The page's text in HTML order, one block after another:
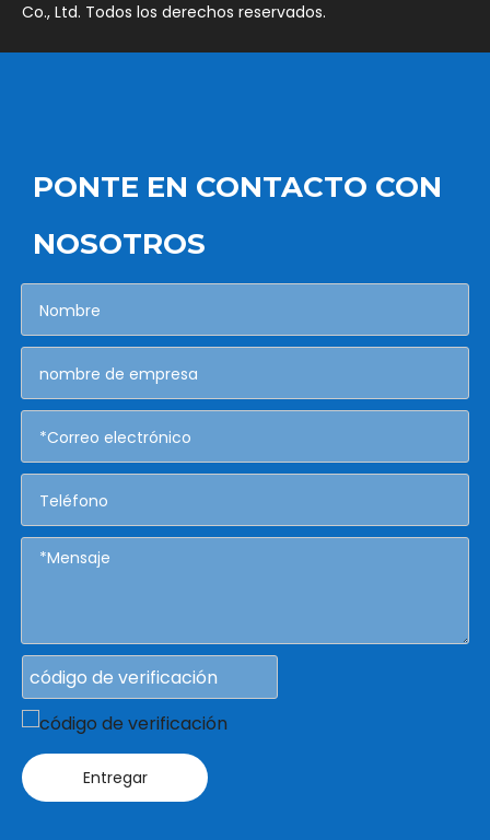
Co., Ltd. Todos los derechos reservados.
PONTE EN CONTACTO CON
NOSOTROS
Entregar